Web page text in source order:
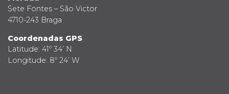
Sete Fontes – São Victor
4710-243 Braga
Coordenadas GPS
Latitude: 41º 34’ N
Longitude: 8º 24’ W